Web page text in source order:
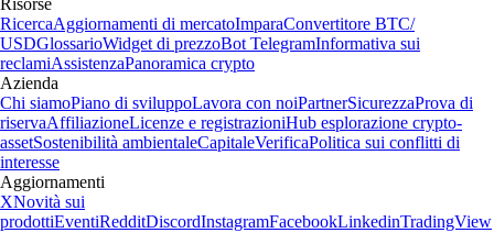
Risorse
RicercaAggiornamenti di mercatoImparaConvertitore BTC/
USDGlossarioWidget di prezzoBot TelegramInformativa sui
reclamiAssistenzaPanoramica crypto
Azienda
Chi siamoPiano di sviluppoLavora con noiPartnerSicurezzaProva di
riservaAffiliazioneLicenze e registrazioniHub esplorazione crypto-
assetSostenibilità ambientaleCapitaleVerificaPolitica sui conflitti di
interesse
Aggiornamenti
XNovità sui
prodottiEventiRedditDiscordInstagramFacebookLinkedinTradingView